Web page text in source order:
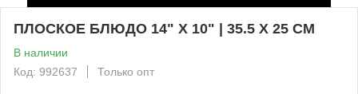
ПЛОСКОЕ БЛЮДО 14" X 10" | 35.5 X 25 CM
В наличии
Код: 992637
Только опт